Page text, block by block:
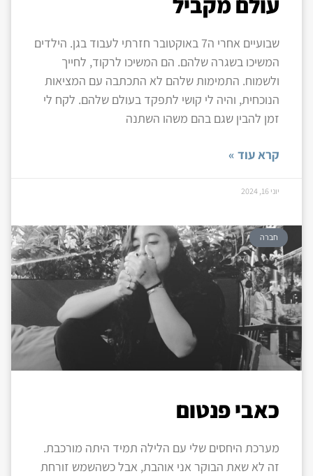
שבועיים אחרי ה7 באוקטובר חזרתי לעבוד בגן. הילדים
המשיכו בשגרה שלהם. הם המשיכו לרקוד, לחייך
ולשמוח. התמימות שלהם לא התכתבה עם המציאות
הנוכחית, והיה לי קושי לתפקד בעולם שלהם. לקח לי
זמן להבין שגם בהם משהו השתנה
קרא עוד »
יוני 16, 2024
חברה
כאבי פנטום
מערכת היחסים שלי עם הלילה תמיד היתה מורכבת.
זה לא שאת הבוקר אני אוהבת, אבל כשהשמש זורחת